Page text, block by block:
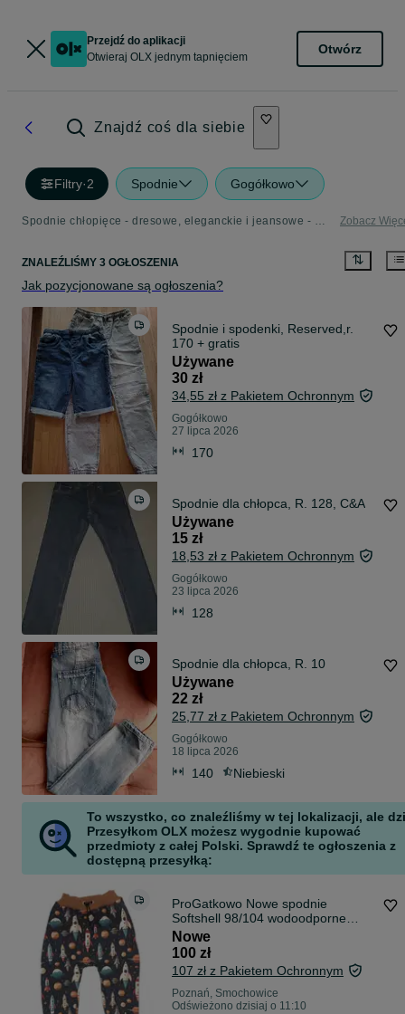
Przejdź do aplikacji
Otwieraj OLX jednym tapnięciem
Otwórz
Znajdź coś dla siebie
Filtry·2 Spodnie Gogółkowo
Spodnie chłopięce - dresowe, eleganckie i jeansowe - OLX.pl Zobacz
ZNALEŹLIŚMY 3 OGŁOSZENIA
Jak pozycjonowane są ogłoszenia?
Spodnie i spodenki, Reserved,r.
170 + gratis
Używane
30 zł
34,55 zł z Pakietem Ochronnym
Gogółkowo
27 lipca 2026
170
Spodnie dla chłopca, R. 128, C&A
Używane
15 zł
18,53 zł z Pakietem Ochronnym
Gogółkowo
23 lipca 2026
128
Spodnie dla chłopca, R. 10
Używane
22 zł
25,77 zł z Pakietem Ochronnym
Gogółkowo
18 lipca 2026
140 Niebieski
To wszystko, co znaleźliśmy w tej lokalizacji, ale
Przesyłkom OLX możesz wygodnie kupować
przedmioty z całej Polski. Sprawdź te ogłoszenia z
dostępną przesyłką:
ProGatkowo Nowe spodnie
Softshell 98/104 wodoodporne
przeciwdeszczowe rakiety
Nowe
100 zł
107 zł z Pakietem Ochronnym
Poznań, Smochowice
Odświeżono dzisiaj o 11:10